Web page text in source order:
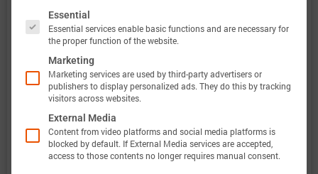
温度范围
定义
此外，巴特莫电池模型的验证将完全透明。巴特莫
电池数据包含原始测量数据和仿真数据。所有实验
都会计算电压、温度、功率和能量的准确性。这使
得可以轻松评估和分析巴特莫电池模型的有效性。
The following is a list of service groups for which
Essential
Essential services enable basic functions and are necessary for
the proper function of the website.
Marketing
Marketing services are used by third-party advertisers or
publishers to display personalized ads. They do this by tracking
visitors across websites.
External Media
Content from video platforms and social media platforms is
blocked by default. If External Media services are accepted,
access to those contents no longer requires manual consent.